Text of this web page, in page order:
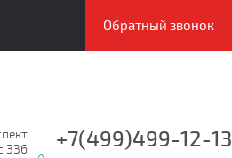
Обратный звонок
336
+7(499)499-12-13